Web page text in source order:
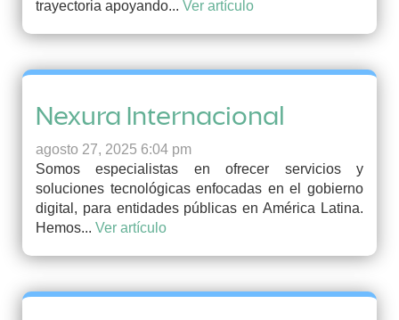
trayectoria apoyando... Ver artículo
Nexura Internacional
agosto 27, 2025 6:04 pm
Somos especialistas en ofrecer servicios y
soluciones tecnológicas enfocadas en el gobierno
digital, para entidades públicas en América Latina.
Hemos... Ver artículo